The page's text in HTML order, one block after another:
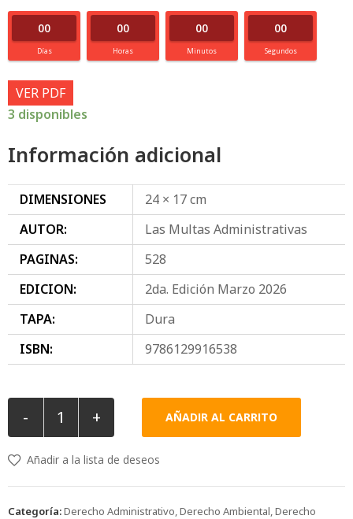
00
Días
00
Horas
00
Minutos
00
Segundos
VER PDF
3 disponibles
Información adicional
DIMENSIONES
24 × 17 cm
AUTOR:
Las Multas Administrativas
PAGINAS:
528
EDICION:
2da. Edición Marzo 2026
TAPA:
Dura
ISBN:
9786129916538
- + AÑADIR AL CARRITO
Añadir a la lista de deseos
Categoría:Derecho Administrativo, Derecho Ambiental, Derecho